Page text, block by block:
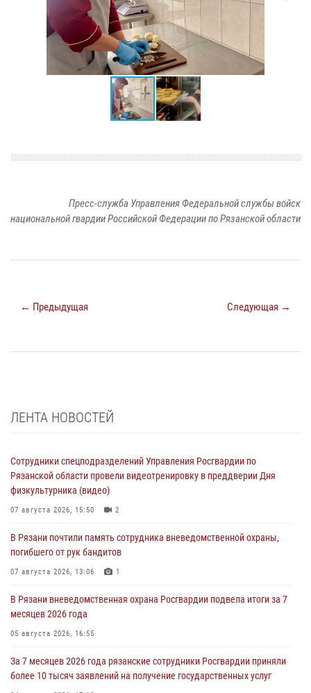
Пресс-служба Управления Федеральной службы войск
национальной гвардии Российской Федерации по Рязанской области
← Предыдущая Следующая →
ЛЕНТА НОВОСТЕЙ
Сотрудники спецподразделений Управления Росгвардии по
Рязанской области провели видеотренировку в преддверии Дня
физкультурника (видео)
07 августа 2026, 15:50 2
В Рязани почтили память сотрудника вневедомственной охраны,
погибшего от рук бандитов
07 августа 2026, 13:06 1
В Рязани вневедомственная охрана Росгвардии подвела итоги за 7
месяцев 2026 года
05 августа 2026, 16:55
За 7 месяцев 2026 года рязанские сотрудники Росгвардии приняли
более 10 тысяч заявлений на получение государственных услуг